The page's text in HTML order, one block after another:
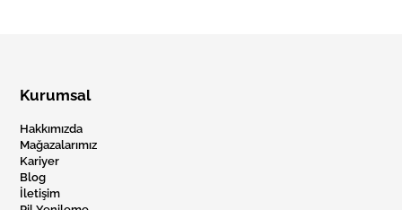
Kurumsal
Hakkımızda
Mağazalarımız
Kariyer
Blog
İletişim